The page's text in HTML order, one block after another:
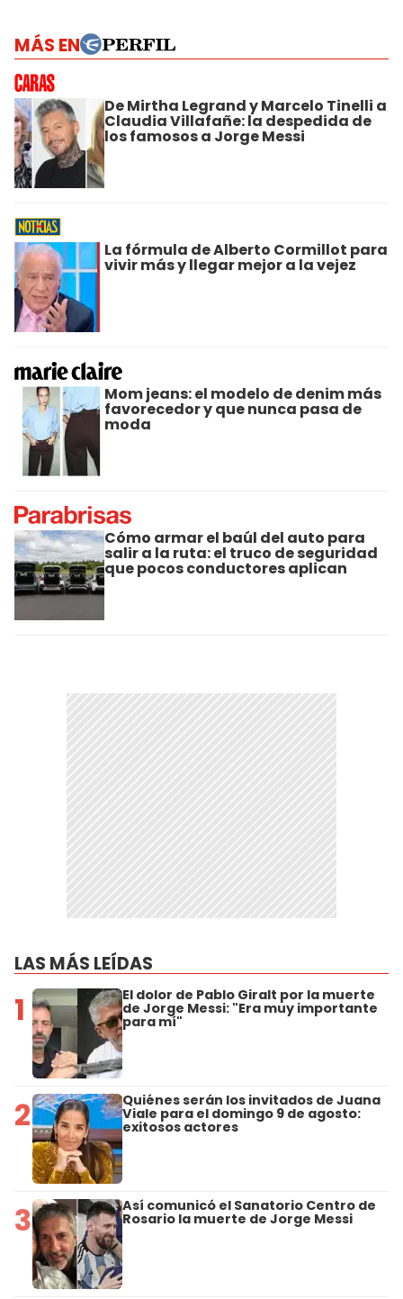
MÁS EN
De Mirtha Legrand y Marcelo Tinelli a
Claudia Villafañe: la despedida de
los famosos a Jorge Messi
La fórmula de Alberto Cormillot para
vivir más y llegar mejor a la vejez
Mom jeans: el modelo de denim más
favorecedor y que nunca pasa de
moda
Cómo armar el baúl del auto para
salir a la ruta: el truco de seguridad
que pocos conductores aplican
LAS MÁS LEÍDAS
1 El dolor de Pablo Giralt por la muerte
de Jorge Messi: "Era muy importante
para mí"
2 Quiénes serán los invitados de Juana
Viale para el domingo 9 de agosto:
exitosos actores
3 Así comunicó el Sanatorio Centro de
Rosario la muerte de Jorge Messi